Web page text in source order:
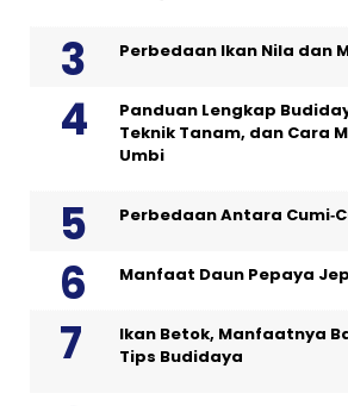
Perbedaan Ikan Nila dan
Panduan Lengkap
Teknik Tanam, dan Cara
Umbi
Perbedaan Antara
Manfaat Daun Pepaya
Ikan Betok, Manfaatnya
Tips Budidaya